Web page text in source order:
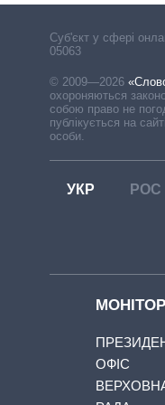
Cуб'єкт у сфері
05063
© 2009—2026
охороняються
собою право не
публікується на
особи.
УКР РОС
ОФІС